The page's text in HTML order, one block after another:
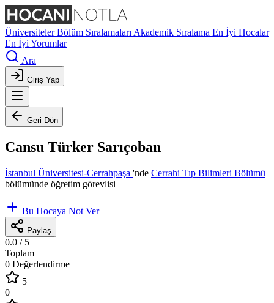
ÜniversitelerBölüm Sıralamaları Akademik Sıralama En İyi Hocalar
En İyi Yorumlar
Ara
Giriş Yap
Geri Dön
Cansu Türker Sarıçoban
İstanbul Üniversitesi-Cerrahpaşa 'nde Cerrahi Tıp Bilimleri Bölümü
bölümünde öğretim görevlisi
Bu Hocaya Not Ver
Paylaş
0.0 / 5
Toplam
0 Değerlendirme
5
0